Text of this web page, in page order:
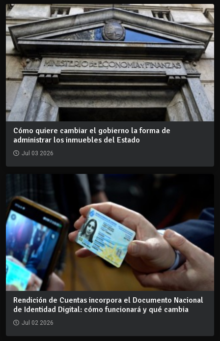
Cómo quiere cambiar el gobierno la forma de
administrar los inmuebles del Estado
Jul 03 2026
Rendición de Cuentas incorpora el Documento Nacional
de Identidad Digital: cómo funcionará y qué cambia
Jul 02 2026